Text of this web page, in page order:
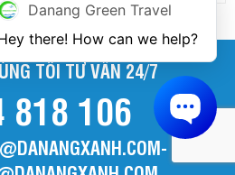
TÔI TƯ VẤN 24/7
818 106
Danang Green Travel
there! How can we help?